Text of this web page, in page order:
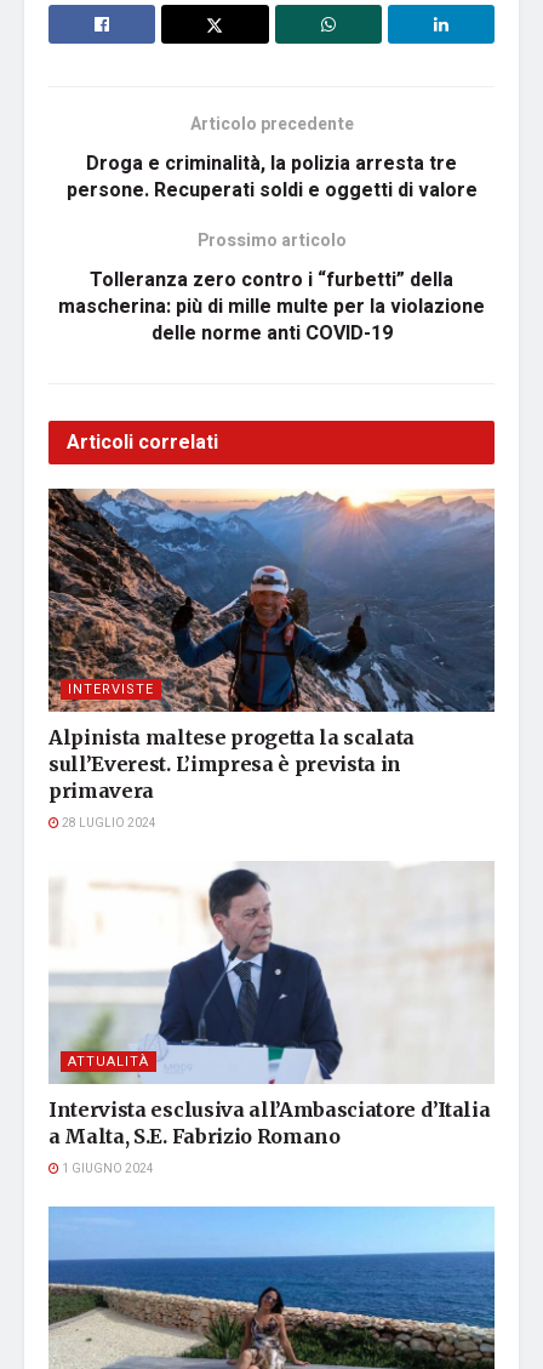
Articolo precedente
Droga e criminalità, la polizia arresta tre
persone. Recuperati soldi e oggetti di valore
Prossimo articolo
Tolleranza zero contro i “furbetti” della
mascherina: più di mille multe per la violazione
delle norme anti COVID-19
Articoli correlati
INTERVISTE
Alpinista maltese progetta la scalata
sull’Everest. L’impresa è prevista in
primavera
28 LUGLIO 2024
ATTUALITÀ
Intervista esclusiva all’Ambasciatore d’Italia
a Malta, S.E. Fabrizio Romano
1 GIUGNO 2024